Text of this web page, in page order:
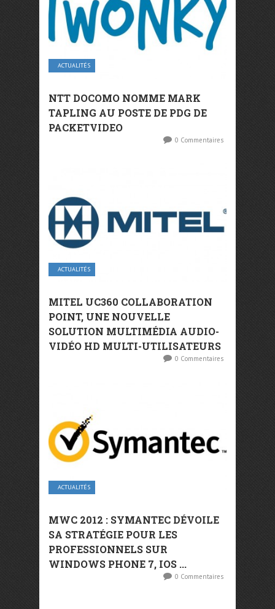
ACTUALITÉS
NTT DOCOMO NOMME MARK
TAPLING AU POSTE DE PDG DE
PACKETVIDEO
0 Commentaires
ACTUALITÉS
MITEL UC360 COLLABORATION
POINT, UNE NOUVELLE
SOLUTION MULTIMÉDIA AUDIO-
VIDÉO HD MULTI-UTILISATEURS
0 Commentaires
ACTUALITÉS
MWC 2012 : SYMANTEC DÉVOILE
SA STRATÉGIE POUR LES
PROFESSIONNELS SUR
WINDOWS PHONE 7, IOS ...
0 Commentaires